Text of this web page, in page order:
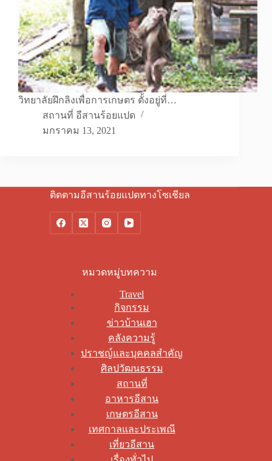
วิทยาลัยฝึกลิงเพื่อการเกษตร ตั้งอยู่ที่…
สถานที่ อีสานร้อยแปด
มกราคม 13, 2021
ติดตามอีสานร้อยแปดทางโซเชียล
หมวดหมู่บทความ
Travel
กิจกรรม
ข่าวบ้านเฮา
คลังความรู้
ปราชญ์และบุคคลสำคัญ
ศิลปวัฒนธรรม
สถานที่
อาหารอีสาน
เกษตรอีสาน
เทศกาลและประเพณี
เที่ยวอีสาน